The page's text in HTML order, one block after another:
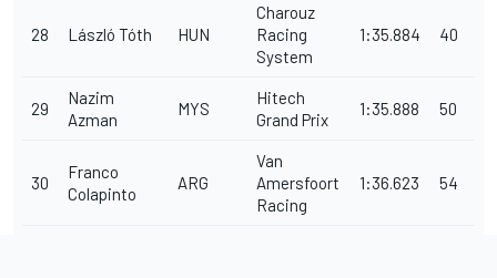
28 László Tóth HUN
Charouz
Racing
System
1:35.884 40
29
Nazim
Azman
MYS
Hitech
Grand Prix
1:35.888 50
30
Franco
Colapinto
ARG
Van
Amersfoort
Racing
1:36.623 54